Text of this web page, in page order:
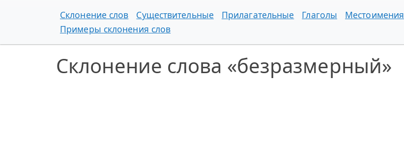
Склонение слов Существительные Прилагательные Глаголы Местоимения
Примеры склонения слов
Склонение слова «безразмерный»